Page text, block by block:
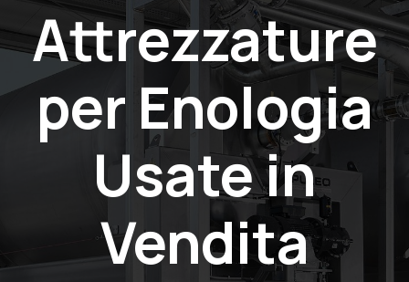
Attrezzature
per Enologia
Usate in
Vendita